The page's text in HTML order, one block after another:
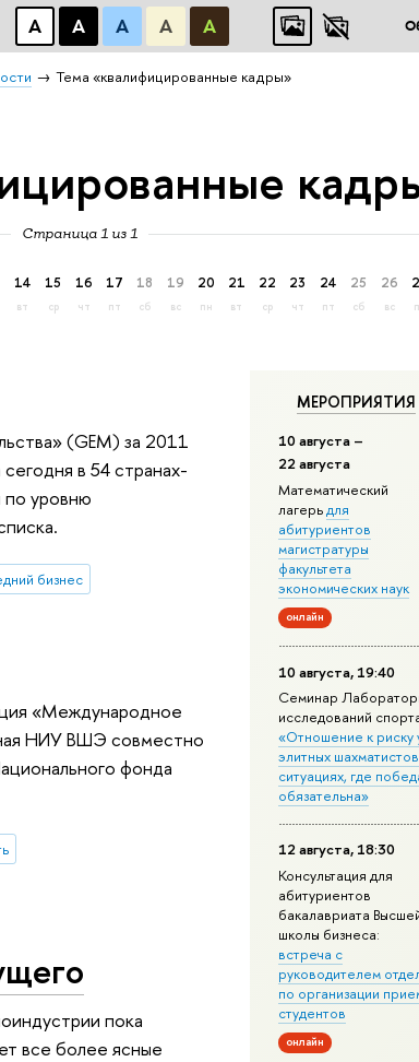
А А А А А
Тема «квалифицированные кадры»
Страница 1 из 1
14
вт
15
ср
16
чт
17
пт
18
сб
19
вс
20
пн
21
вт
22
ср
23
чт
24
пт
25
сб
26
вс
МЕРОПРИЯТИЯ
10 августа –
22 августа
Математический
лагерьдля
абитуриентов
магистратуры
факультета
экономических наук
онлайн
10 августа, 19:40
Семинар
исследований
«Отношение к риску
элитных
ситуациях, где
обязательна»
12 августа, 18:30
Консультация для
абитуриентов
бакалавриата
школы бизнеса:
встреча с
руководителем
по организации
студентов
онлайн
(GEM) за 2011
в 54 странах-
по уровню
бизнес
«Международное
НИУ ВШЭ совместно
фонда
пока
все более ясные